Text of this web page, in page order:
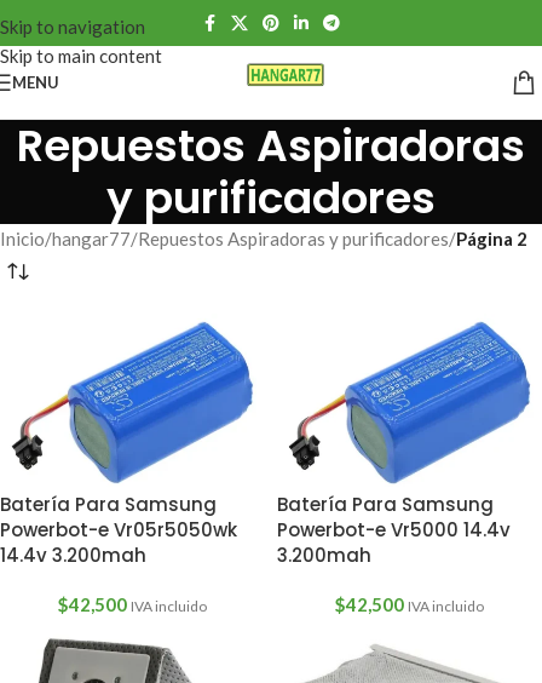
Skip to navigation
Skip to main content
MENU
Repuestos Aspiradoras
y purificadores
Inicio/hangar77/Repuestos Aspiradoras y purificadores/Página 2
Batería Para Samsung
Powerbot-e Vr05r5050wk
14.4v 3.200mah
$42,500 IVA incluido
Batería Para Samsung
Powerbot-e Vr5000 14.4v
3.200mah
$42,500 IVA incluido